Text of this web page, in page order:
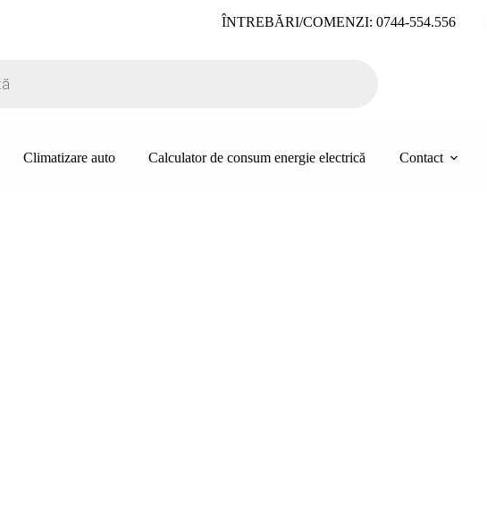
ÎNTREBĂRI/COMENZI: 0744-554.556
Climatizare auto Calculator de consum energie electrică Contact